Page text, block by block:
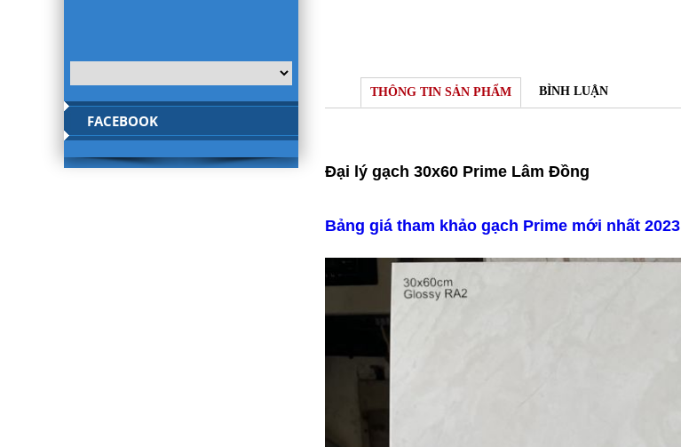
THÔNG TIN SẢN PHẨM BÌNH LUẬN
Đại lý gạch 30x60 Prime Lâm Đồng
Bảng giá tham khảo gạch Prime mới nhất 2023
FACEBOOK